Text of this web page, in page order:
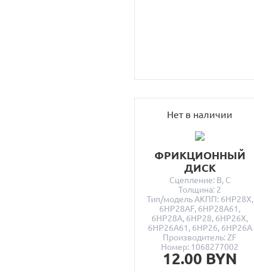
Нет в наличии
ФРИКЦИОННЫЙ
ДИСК
Сцепление: B, C
Толщина: 2
Тип/модель АКПП: 6HP28X,
6HP28AF, 6HP28A61,
6HP28A, 6HP28, 6HP26X,
6HP26A61, 6HP26, 6HP26A
Производитель: ZF
Номер: 1068277002
12.00 BYN